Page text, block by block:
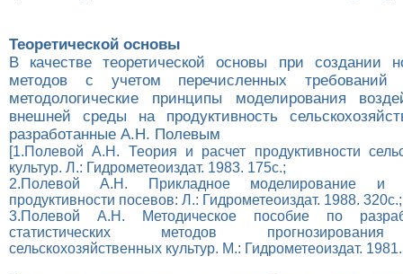
Теоретической основы
В качестве теоретической основы при создании
методов с учетом перечисленных требований
методологические принципы моделирования
внешней среды на продуктивность
разработанные А.Н. Полевым
[1.Полевой А.Н. Теория и расчет продуктивности
культур. Л.: Гидрометеоиздат. 1983. 175с.;
2.Полевой А.Н. Прикладное моделирование и
продуктивности посевов: Л.: Гидрометеоиздат. 1988. 320с.;
3.Полевой А.Н. Методическое пособие по
статистических методов
сельскохозяйственных культур. М.: Гидрометеоиздат.